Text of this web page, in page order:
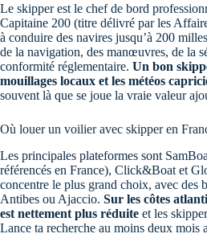
Le skipper est le chef de bord
Capitaine 200 (titre délivré par les
à conduire des navires jusqu’à 200
de la navigation, des manœuvres, de la
conformité réglementaire. Un bon
mouillages locaux et les météos
souvent là que se joue la vraie valeur
Où louer un voilier avec skipper en
Les principales plateformes sont
référencés en France), Click&Boat et
concentre le plus grand choix, avec des
Antibes ou Ajaccio. Sur les côtes
est nettement plus réduite et les
Lance ta recherche au moins deux mois